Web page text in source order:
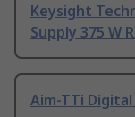
Keysight
Supply 375 W
Aim-TTi Digital